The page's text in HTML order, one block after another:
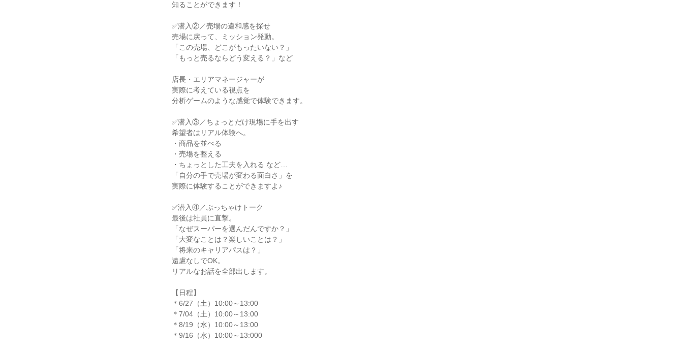
知ることができます！
✅潜入②／売場の違和感を探せ
売場に戻って、ミッション発動。
「この売場、どこがもったいない？」
「もっと売るならどう変える？」など
店長・エリアマネージャーが
実際に考えている視点を
分析ゲームのような感覚で体験できます。
✅潜入③／ちょっとだけ現場に手を出す
希望者はリアル体験へ。
・商品を並べる
・売場を整える
・ちょっとした工夫を入れる など…
「自分の手で売場が変わる面白さ」を
実際に体験することができますよ♪
✅潜入④／ぶっちゃけトーク
最後は社員に直撃。
「なぜスーパーを選んだんですか？」
「大変なことは？楽しいことは？」
「将来のキャリアパスは？」
遠慮なしでOK。
リアルなお話を全部出します。
【日程】
＊6/27（土）10:00～13:00
＊7/04（土）10:00～13:00
＊8/19（水）10:00～13:00
＊9/16（水）10:00～13:000